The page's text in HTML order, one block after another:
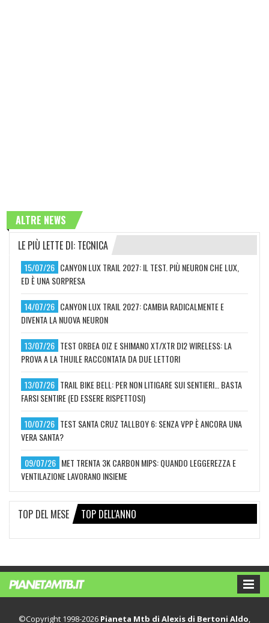
ALTRE NEWS
LE PIÙ LETTE DI: TECNICA
15/07/26 CANYON LUX TRAIL 2027: IL TEST. PIÙ NEURON CHE LUX,
ED È UNA SORPRESA
14/07/26 CANYON LUX TRAIL 2027: CAMBIA RADICALMENTE E
DIVENTA LA NUOVA NEURON
13/07/26 TEST ORBEA OIZ E SHIMANO XT/XTR DI2 WIRELESS: LA
PROVA A LA THUILE RACCONTATA DA DUE LETTORI
13/07/26 TRAIL BIKE BELL: PER NON LITIGARE SUI SENTIERI… BASTA
FARSI SENTIRE (ED ESSERE RISPETTOSI)
10/07/26 TEST SANTA CRUZ TALLBOY 6: SENZA VPP È ANCORA UNA
VERA SANTA?
09/07/26 MET TRENTA 3K CARBON MIPS: QUANDO LEGGEREZZA E
VENTILAZIONE LAVORANO INSIEME
TOP DEL MESE TOP DELL'ANNO
©Copyright 1998-2026 Pianeta Mtb di Alexis di Bertoni Aldo